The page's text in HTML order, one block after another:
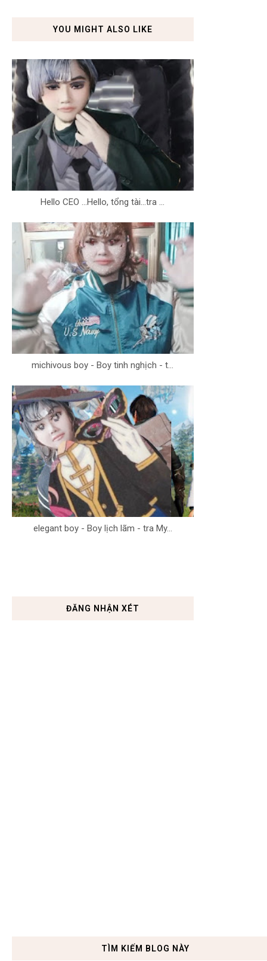
YOU MIGHT ALSO LIKE
Hello CEO ...Hello, tổng tài...tra ...
michivous boy - Boy tinh nghịch - t...
elegant boy - Boy lịch lãm - tra My...
ĐĂNG NHẬN XÉT
TÌM KIẾM BLOG NÀY